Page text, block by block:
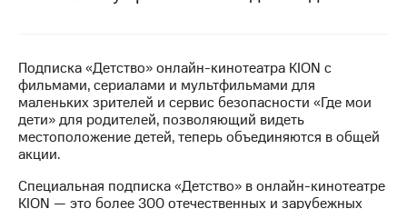
Контакты
Новости
в
регионе
Корпоративное
управление
Подписка «Детство» онлайн-кинотеатра KION с
фильмами, сериалами и мультфильмами для
маленьких зрителей и сервис безопасности «Где мои
дети» для родителей, позволяющий видеть
местоположение детей, теперь объединяются в общей
акции.
Специальная подписка «Детство» в онлайн-кинотеатре
KION — это более 300 отечественных и зарубежных